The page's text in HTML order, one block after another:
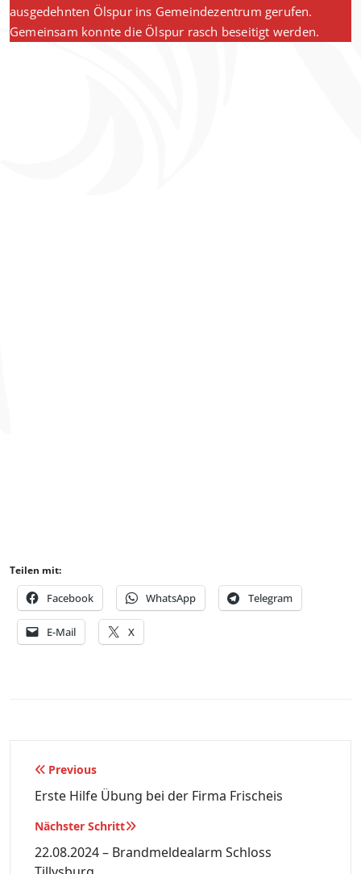
ausgedehnten Ölspur ins Gemeindezentrum gerufen.
Gemeinsam konnte die Ölspur rasch beseitigt werden.
Teilen mit:
Facebook WhatsApp Telegram
E-Mail X
Beitragsnavigation
Previous
Erste Hilfe Übung bei der Firma Frischeis
Nächster Schritt
22.08.2024 – Brandmeldealarm Schloss